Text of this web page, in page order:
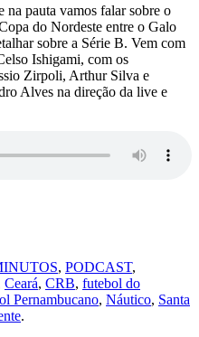
pauta vamos falar sobre o
do Nordeste entre o Galo
sobre a Série B. Vem com
Ishigami, com os
Zirpoli, Arthur Silva e
Alves na direção da live e
, PODCAST,
Ceará, CRB, futebol do
Pernambucano, Náutico, Santa
.